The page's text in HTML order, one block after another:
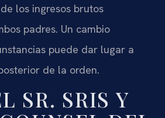
los ingresos brutos
padres. Un cambio
puede dar lugar a
de la orden.
SR. SRIS Y